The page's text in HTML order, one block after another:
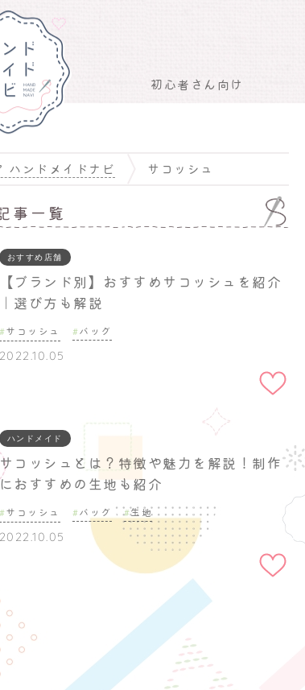
初心者さん向け
ハンドメイドナビ サコッシュ
事一覧
おすすめ店舗
【ブランド別】おすすめサコッシュを紹介
｜選び方も解説
サコッシュ バッグ
2022.10.05
ハンドメイド
サコッシュとは？特徴や魅力を解説！制作
おすすめの生地も紹介
サコッシュ バッグ 生地
2022.10.05
お気に入りに